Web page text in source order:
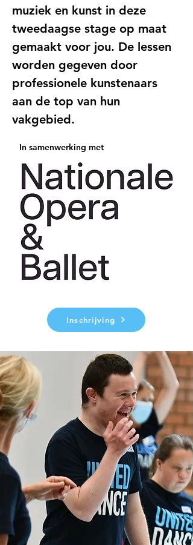
muziek en kunst in deze
tweedaagse stage op maat
gemaakt voor jou. De lessen
worden gegeven door
professionele kunstenaars
aan de top van hun
vakgebied.
   In samenwerking met
Inschrijving